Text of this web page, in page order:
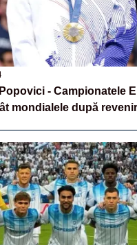
- Campionatele
mondialele după